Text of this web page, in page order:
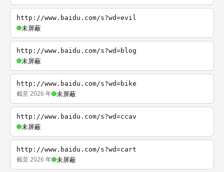
http://www.baidu.com/s?wd=evil
未屏蔽
http://www.baidu.com/s?wd=blog
未屏蔽
http://www.baidu.com/s?wd=bike
截至 2026 年 未屏蔽
http://www.baidu.com/s?wd=ccav
未屏蔽
http://www.baidu.com/s?wd=cart
截至 2026 年 未屏蔽